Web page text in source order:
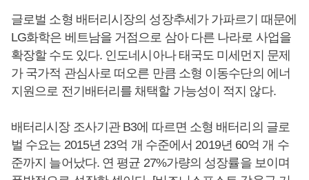
글로벌 소형 배터리시장의 성장추세가 가파르기 때문에
LG화학은 베트남을 거점으로 삼아 다른 나라로 사업을
확장할 수도 있다. 인도네시아나 태국도 미세먼지 문제
가 국가적 관심사로 떠오른 만큼 소형 이동수단의 에너
지원으로 전기배터리를 채택할 가능성이 적지 않다.
배터리시장 조사기관 B3에 따르면 소형 배터리의 글로
벌 수요는 2015년 23억 개 수준에서 2019년 60억 개 수
준까지 늘어났다. 연 평균 27%가량의 성장률을 보이며